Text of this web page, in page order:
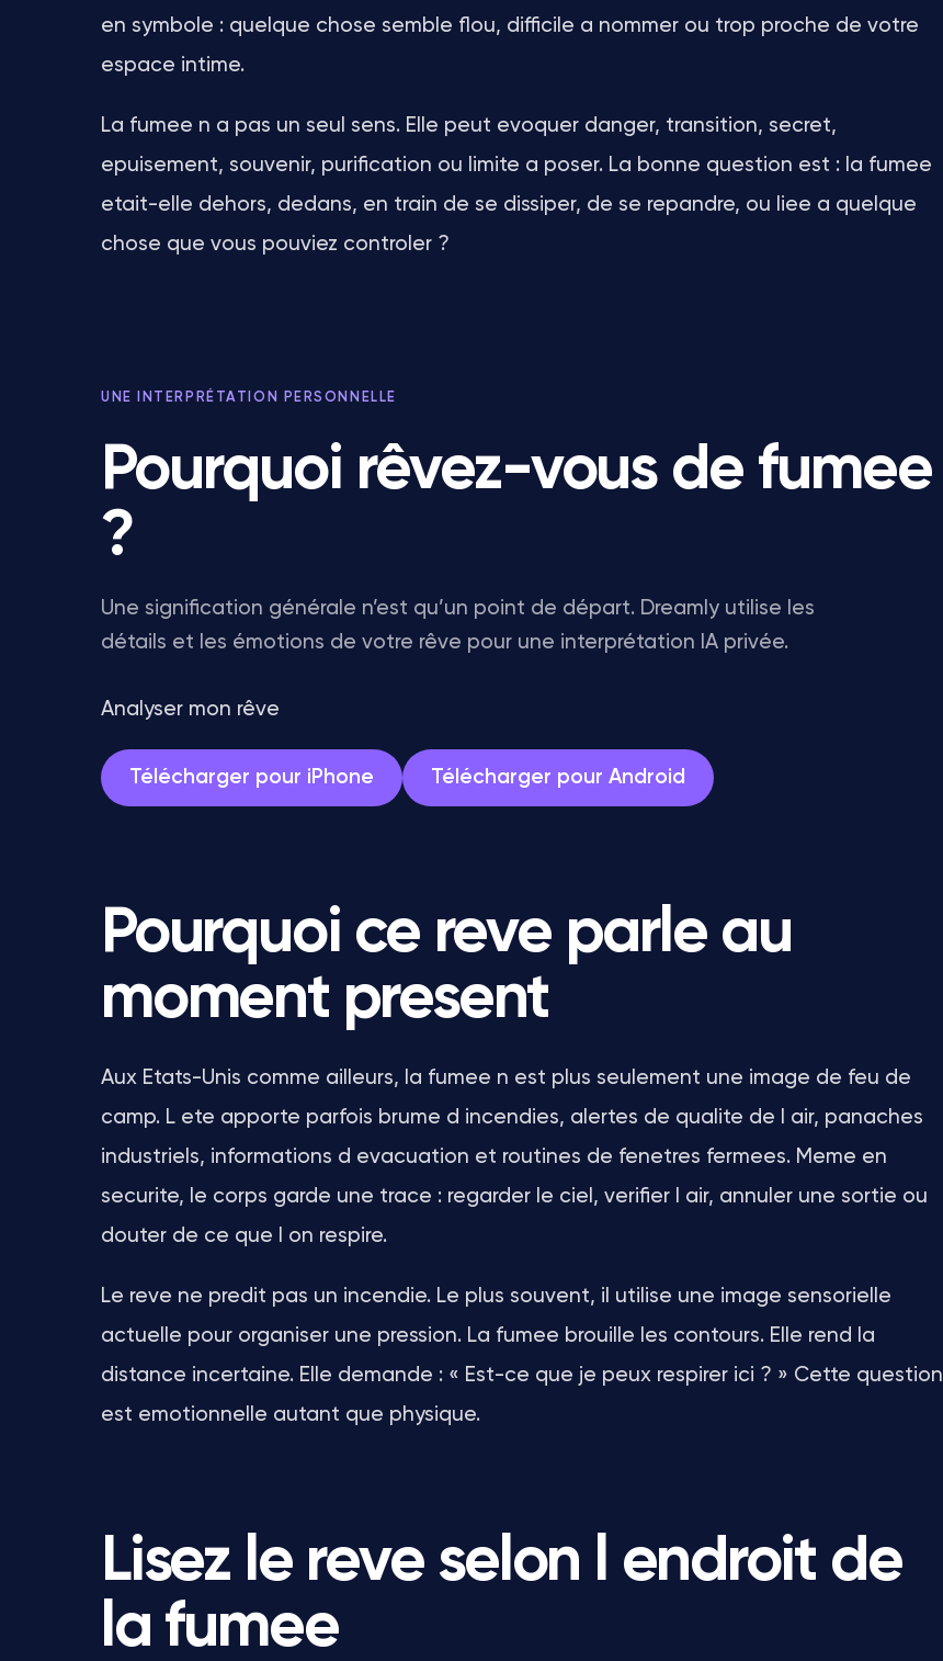
en symbole : quelque chose semble flou, difficile a nommer ou trop proche de votre
espace intime.
La fumee n a pas un seul sens. Elle peut evoquer danger, transition, secret,
epuisement, souvenir, purification ou limite a poser. La bonne question est : la fumee
etait-elle dehors, dedans, en train de se dissiper, de se repandre, ou liee a quelque
chose que vous pouviez controler ?
UNE INTERPRÉTATION PERSONNELLE
Pourquoi rêvez-vous de fumee
?
Une signification générale n’est qu’un point de départ. Dreamly utilise les
détails et les émotions de votre rêve pour une interprétation IA privée.
Analyser mon rêve
Télécharger pour iPhone Télécharger pour Android
Pourquoi ce reve parle au
moment present
Aux Etats-Unis comme ailleurs, la fumee n est plus seulement une image de feu de
camp. L ete apporte parfois brume d incendies, alertes de qualite de l air, panaches
industriels, informations d evacuation et routines de fenetres fermees. Meme en
securite, le corps garde une trace : regarder le ciel, verifier l air, annuler une sortie ou
douter de ce que l on respire.
Le reve ne predit pas un incendie. Le plus souvent, il utilise une image sensorielle
actuelle pour organiser une pression. La fumee brouille les contours. Elle rend la
distance incertaine. Elle demande : « Est-ce que je peux respirer ici ? » Cette question
est emotionnelle autant que physique.
Lisez le reve selon l endroit de
la fumee